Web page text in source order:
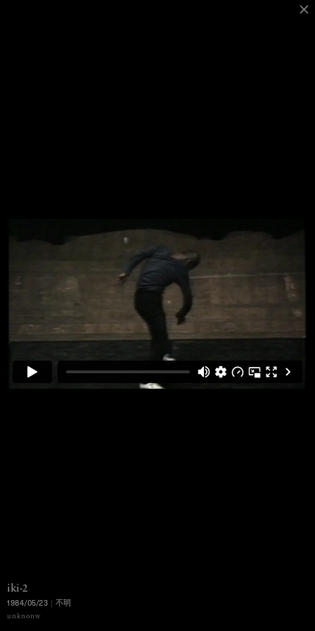
unknonw
iki-2
1984/05/23 | 不明